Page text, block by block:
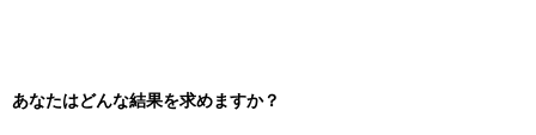
あなたはどんな結果を求めますか？